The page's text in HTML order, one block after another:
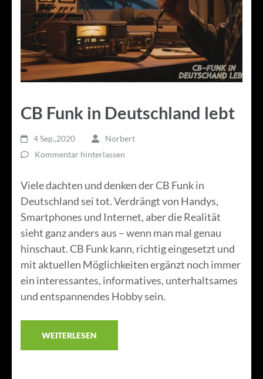
CB Funk in Deutschland lebt
4 Sep.,2020
Norbert
Kommentar hinterlassen
Viele dachten und denken der CB Funk in
Deutschland sei tot. Verdrängt von Handys,
Smartphones und Internet, aber die Realität
sieht ganz anders aus – wenn man mal genau
hinschaut. CB Funk kann, richtig eingesetzt und
mit aktuellen Möglichkeiten ergänzt noch immer
ein interessantes, informatives, unterhaltsames
und entspannendes Hobby sein.
WEITERLESEN